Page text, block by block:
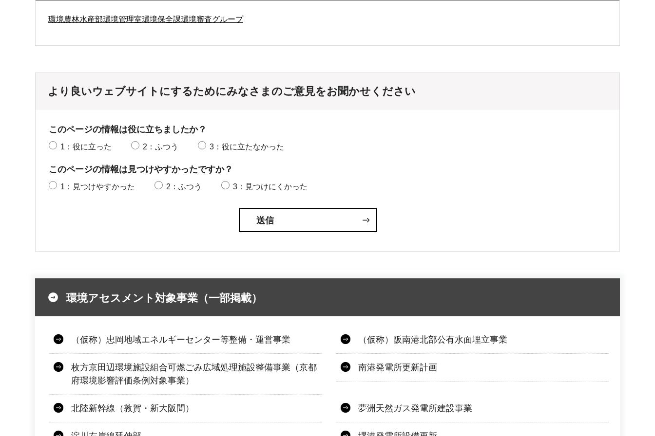
環境農林水産部環境管理室環境保全課環境審査グループ
より良いウェブサイトにするためにみなさまのご意見をお聞かせください
このページの情報は役に立ちましたか？
1：役に立った 2：ふつう 3：役に立たなかった
このページの情報は見つけやすかったですか？
1：見つけやすかった 2：ふつう 3：見つけにくかった
環境アセスメント対象事業（一部掲載）
（仮称）忠岡地域エネルギーセンター等整備・運営事業 （仮称）阪南港北部公有水面埋立事業
枚方京田辺環境施設組合可燃ごみ広域処理施設整備事業（京都
府環境影響評価条例対象事業）
南港発電所更新計画
北陸新幹線（敦賀・新大阪間） 夢洲天然ガス発電所建設事業